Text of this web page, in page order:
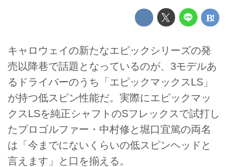
キャロウェイの新たなエピックシリーズの発
売以降巷で話題となっているのが、3モデルあ
るドライバーのうち「エピックマックスLS」
が持つ低スピン性能だ。実際にエピックマッ
クスLSを純正シャフトのSフレックスで試打し
たプロゴルファー・中村修と堀口宜篤の両名
は「今までにないくらいの低スピンヘッドと
言えます」と口を揃える。